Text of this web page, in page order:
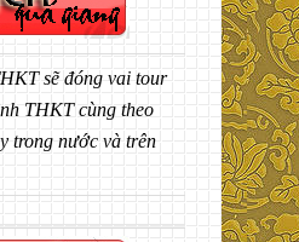
sẽ đóng vai tour
THKT cùng theo
trong nước và trên